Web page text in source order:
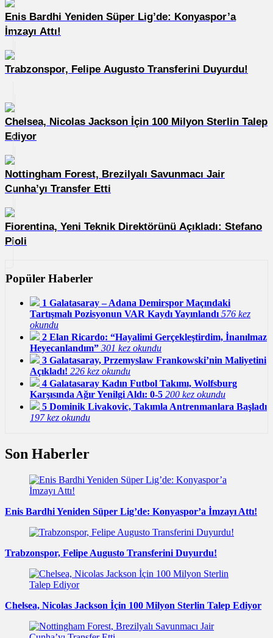
Enis Bardhi Yeniden Süper Lig’de: Konyaspor’a
İmzayı Attı!
Trabzonspor, Felipe Augusto Transferini Duyurdu!
Chelsea, Nicolas Jackson İçin 100 Milyon Sterlin Talep
Ediyor
Nottingham Forest, Brezilyalı Savunmacı Jair
Cunha’yı Transfer Etti
Fiorentina, Yeni Teknik Direktörünü Açıkladı: Stefano
Pioli
Popüler Haberler
1 Galatasaray – Adana Demirspor Maçındaki
Tartışmalı Pozisyonun VAR Kaydı Yayınlandı 576 kez
okundu
2 Elan Ricardo: “Hayalimi Gerçekleştirdim, İnanılmaz
Heyecanlandım” 301 kez okundu
3 Galatasaray, Przemyslaw Frankowski’nin Maliyetini
Açıkladı! 226 kez okundu
4 Galatasaray Kadın Futbol Takımı, Wolfsburg
Karşısında Ağır Yenilgi Aldı: 0-5 200 kez okundu
5 Dominik Livakovic, Takımla Antrenmanlara Başladı
197 kez okundu
Son Haberler
Enis Bardhi Yeniden Süper Lig’de: Konyaspor’a İmzayı Attı!
Trabzonspor, Felipe Augusto Transferini Duyurdu!
Chelsea, Nicolas Jackson İçin 100 Milyon Sterlin Talep Ediyor